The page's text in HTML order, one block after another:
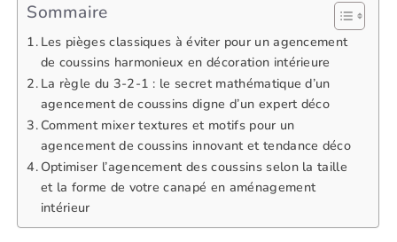
Sommaire
Les pièges classiques à éviter pour un agencement
de coussins harmonieux en décoration intérieure
La règle du 3-2-1 : le secret mathématique d’un
agencement de coussins digne d’un expert déco
Comment mixer textures et motifs pour un
agencement de coussins innovant et tendance déco
Optimiser l’agencement des coussins selon la taille
et la forme de votre canapé en aménagement
intérieur